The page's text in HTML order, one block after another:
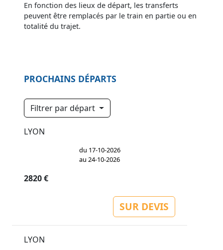
En fonction des lieux de départ, les transferts
peuvent être remplacés par le train en partie ou en
totalité du trajet.
LYON
du 17-10-2026
au 24-10-2026
2820 €
SUR DEVIS
LYON
PROCHAINS DÉPARTS
Filtrer par départ